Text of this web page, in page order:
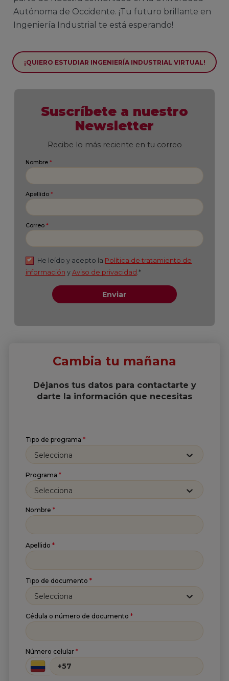
Autónoma de Occidente. ¡Tu futuro brillante en
Ingeniería Industrial te está esperando!
¡QUIERO ESTUDIAR INGENIERÍA INDUSTRIAL VIRTUAL!
Suscríbete a nuestro
Newsletter
Recibe lo más reciente en tu correo
He leído y acepto
información
Cambia tu mañana
Déjanos tus datos para contactarte y
darte la información que necesitas
Tipo de programa *
Selecciona
Programa *
Selecciona
Nombre *
Apellido *
Tipo de documento *
Selecciona
Cédula o número de documento *
Número celular *